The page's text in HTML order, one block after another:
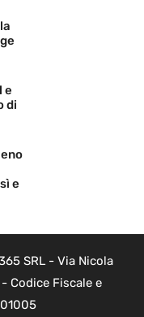
e
di
e
SRL - Via Nicola
- Codice Fiscale e